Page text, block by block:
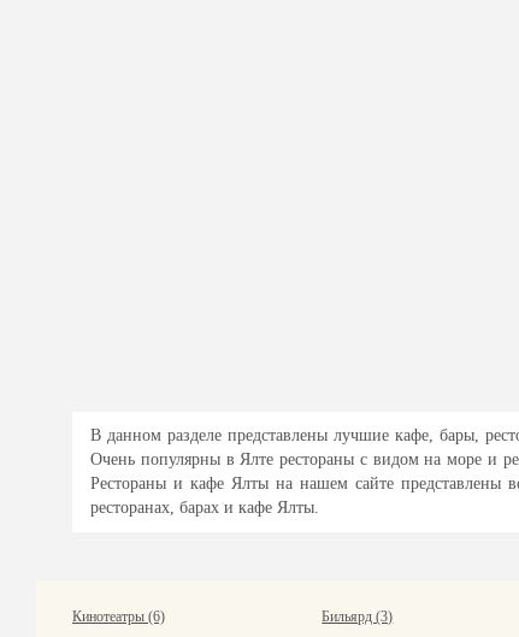
В данном разделе представлены лучшие кафе, бары,
Очень популярны в Ялте рестораны с видом на море и
Рестораны и кафе Ялты на нашем сайте представлены
ресторанах, барах и кафе Ялты.
Кинотеатры (6)
Бильярд (3)